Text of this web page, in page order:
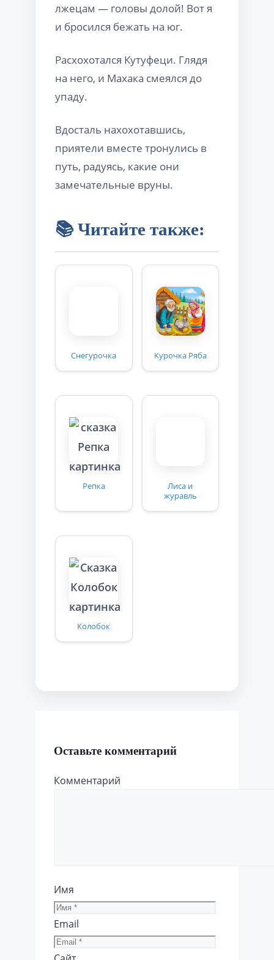
лжецам — головы долой! Вот я
и бросился бежать на юг.
Расхохотался Кутуфеци. Глядя
на него, и Махака смеялся до
упаду.
Вдосталь нахохотавшись,
приятели вместе тронулись в
путь, радуясь, какие они
замечательные вруны.
📚 Читайте также:
Снегурочка Курочка Ряба
Репка
Лиса и
журавль
Колобок
Оставьте комментарий
Комментарий
Имя
Email